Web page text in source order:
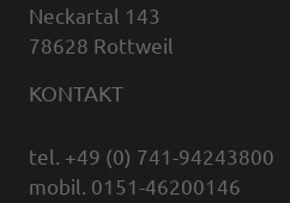
Neckartal 143
78628 Rottweil
KONTAKT
tel. +49 (0) 741-94243800
mobil. 0151-46200146